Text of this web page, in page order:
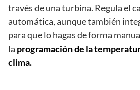
través de una turbina. Regula el
automática, aunque también
para que lo hagas de forma
la programación de la
clima.